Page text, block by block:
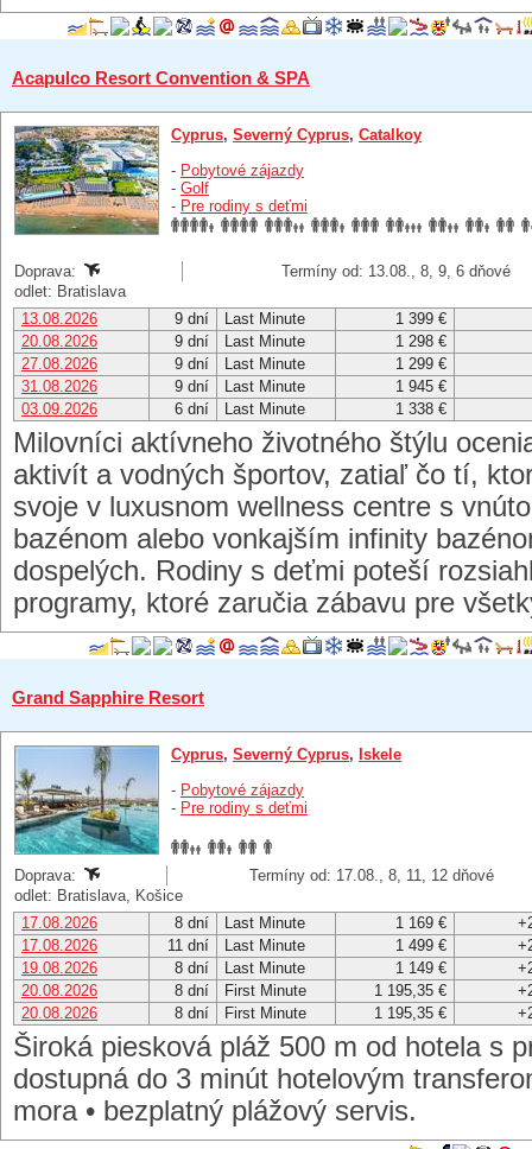
Acapulco Resort Convention & SPA
Cyprus, Severný Cyprus, Catalkoy
- Pobytové zájazdy
- Golf
- Pre rodiny s deťmi
Doprava:
Termíny od: 13.08., 8, 9, 6 dňové
odlet: Bratislava
13.08.2026
9 dní Last Minute
1 399 €
20.08.2026
9 dní Last Minute
1 298 €
27.08.2026
9 dní Last Minute
1 299 €
31.08.2026
9 dní Last Minute
1 945 €
03.09.2026
6 dní Last Minute 1 338 €
Milovníci aktívneho životného štýlu
aktivít a vodných športov, zatiaľ čo tí,
svoje v luxusnom wellness centre s
bazénom alebo vonkajším infinity
dospelých. Rodiny s deťmi poteší
programy, ktoré zaručia zábavu pre
Grand Sapphire Resort
Cyprus, Severný Cyprus, Iskele
- Pobytové zájazdy
- Pre rodiny s deťmi
Doprava:
Termíny od: 17.08., 8, 11, 12 dňové
odlet: Bratislava, Košice
17.08.2026
8 dní Last Minute 1 169 €
17.08.2026
11 dní Last Minute 1 499 €
19.08.2026
8 dní Last Minute 1 149 €
20.08.2026
8 dní First Minute 1 195,35 €
20.08.2026
8 dní First Minute 1 195,35 €
Široká piesková pláž 500 m od hotela s
dostupná do 3 minút hotelovým
mora • bezplatný plážový servis.